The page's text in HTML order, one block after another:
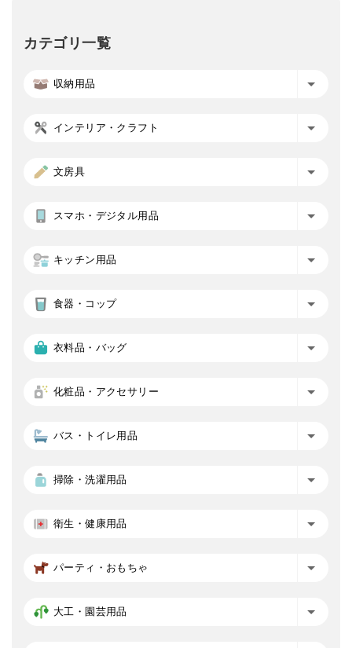
カテゴリ一覧
収納用品
インテリア・クラフト
文房具
スマホ・デジタル用品
キッチン用品
食器・コップ
衣料品・バッグ
化粧品・アクセサリー
バス・トイレ用品
掃除・洗濯用品
衛生・健康用品
パーティ・おもちゃ
大工・園芸用品